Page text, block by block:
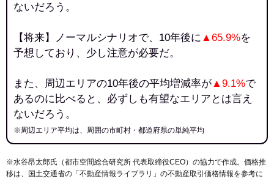
ないだろう。
【将来】ノーマルシナリオで、10年後に ▲65.9%を
予想しており、少し注意が必要だ。
また、周辺エリアの10年後の平均増減率が▲9.1%で
あるのに比べると、必ずしも有望なエリアとは言え
ないだろう。
※周辺エリア平均は、周囲の市町村・都道府県の単純平均
※水谷昂太郎氏（都市空間総合研究所 代表取締役CEO）の協力で作成。価格推
移は、国土交通省の「 不動産情報ライブラリ 」の不動産取引価格情報を参考に